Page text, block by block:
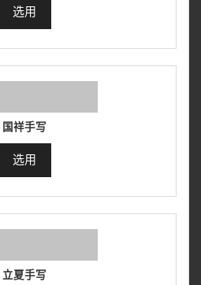
选用
国祥手写
选用
立夏手写